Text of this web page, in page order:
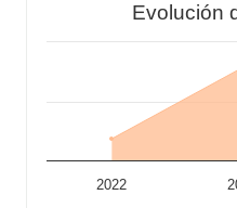
Evolución
2022